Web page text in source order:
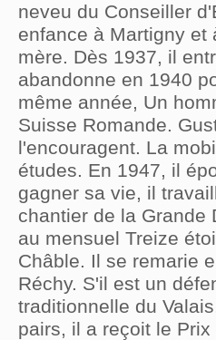
neveu du Conseiller
enfance à Martigny et
mère. Dès 1937, il
abandonne en 1940
même année, Un
Suisse Romande.
l'encouragent. La
études. En 1947, il
gagner sa vie, il
chantier de la Grande
au mensuel Treize
Châble. Il se remarie
Réchy. S'il est un
traditionnelle du
pairs, il a reçoit le